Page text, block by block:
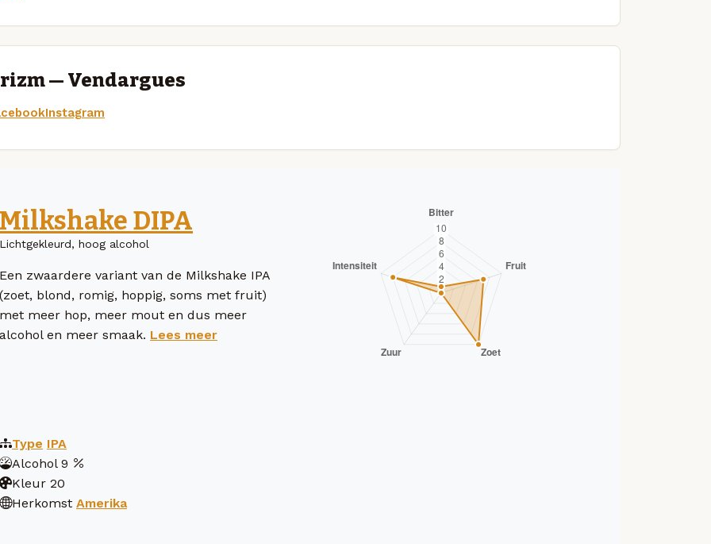
— Vendargues
Instagram
Milkshake DIPA
Lichtgekleurd, hoog alcohol
Een zwaardere variant van de Milkshake IPA
(zoet, blond, romig, hoppig, soms met fruit)
met meer hop, meer mout en dus meer
alcohol en meer smaak. Lees meer
Type IPA
Alcohol 9
Kleur 20
Herkomst Amerika